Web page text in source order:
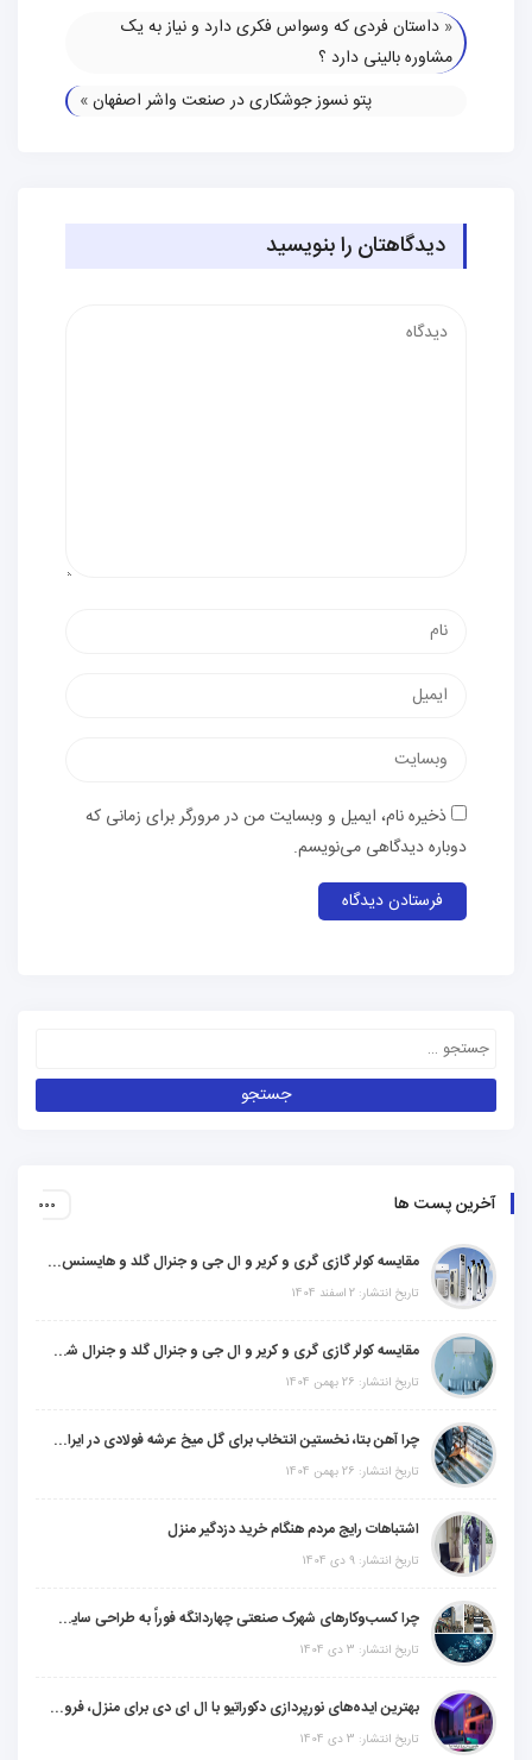
« داستان فردی که وسواس فکری دارد و نیاز به یک
مشاوره بالینی دارد ؟
پتو نسوز جوشکاری در صنعت واشر اصفهان»
دیدگاهتان را بنویسید
ذخیره نام، ایمیل و وبسایت من در مرورگر برای زمانی که
دوباره دیدگاهی می‌نویسم.
آخرین پست ها
مقایسه کولر گازی گری و کریر و ال جی و جنرال گلد و هایسنس و مدیا و اجنرال
تاریخ انتشار: 2 اسفند 1404
مقایسه کولر گازی گری و کریر و ال جی و جنرال گلد و جنرال شکار و سامسونگ و یونیوا
تاریخ انتشار: 26 بهمن 1404
چرا آهن بتا، نخستین انتخاب برای گل میخ عرشه فولادی در ایران است؟
تاریخ انتشار: 26 بهمن 1404
اشتباهات رایج مردم هنگام خرید دزدگیر منزل
تاریخ انتشار: 9 دی 1404
چرا کسب‌وکارهای شهرک صنعتی چهاردانگه فوراً به طراحی سایت نیاز دارند؟
تاریخ انتشار: 3 دی 1404
بهترین ایده‌های نورپردازی دکوراتیو با ال ای دی برای منزل، فروشگاه و دفتر کار
تاریخ انتشار: 3 دی 1404